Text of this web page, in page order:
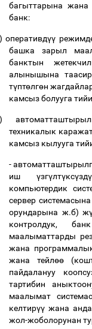
багыттарына жана
банк:
оперативдүү
башка зарыл
банктын
алынышына
түптөлгөн
камсыз болууга
техникалык
камсыз кылууга
-
ишүзгүлтүксүздү
компьютердик
сервер
орундарына ж.б) ж
контролдук,
маалыматтарды
жана
жана тейлөө
пайдалануу
тартибин
маалымат
келтирүү жана
жол-жоболорунан